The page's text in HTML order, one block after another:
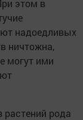
этом в
надоедливых
ничтожна,
могут ими
растений рода